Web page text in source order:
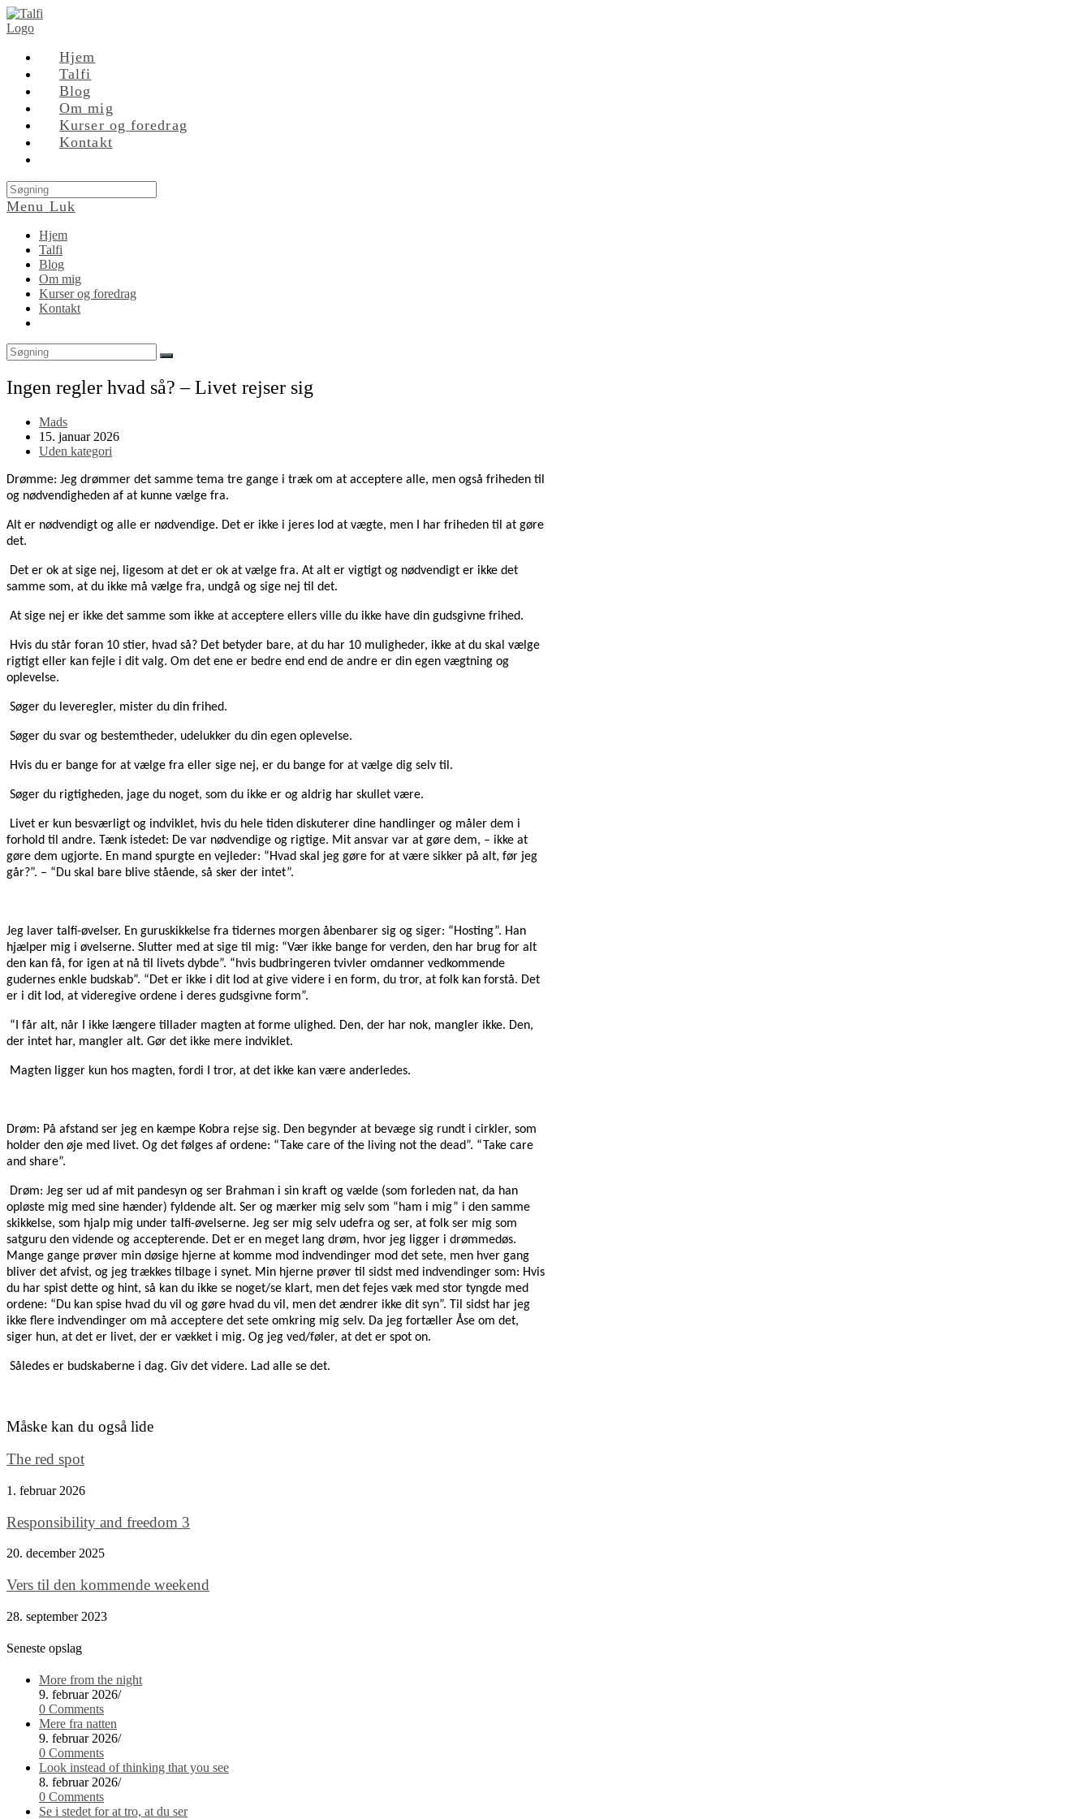
Skip
to
Hjem
Talfi
Blog
Om mig
Kurser og foredrag
Kontakt
Search
this
website
Menu Luk
Hjem
Talfi
Blog
Om mig
Kurser og foredrag
Kontakt
Ingen regler hvad så? – Livet rejser sig
Post
author:
Mads
Post
published:
15. januar 2026
Post
Uden kategori
Drømme: Jeg drømmer det samme tema tre gange i træk om at acceptere alle, men også friheden til
og nødvendigheden af at kunne vælge fra.
Alt er nødvendigt og alle er nødvendige. Det er ikke i jeres lod at vægte, men I har friheden til at gøre
det.
Det er ok at sige nej, ligesom at det er ok at vælge fra. At alt er vigtigt og nødvendigt er ikke det
samme som, at du ikke må vælge fra, undgå og sige nej til det.
At sige nej er ikke det samme som ikke at acceptere ellers ville du ikke have din gudsgivne frihed.
Hvis du står foran 10 stier, hvad så? Det betyder bare, at du har 10 muligheder, ikke at du skal vælge
rigtigt eller kan fejle i dit valg. Om det ene er bedre end end de andre er din egen vægtning og
oplevelse.
Søger du leveregler, mister du din frihed.
Søger du svar og bestemtheder, udelukker du din egen oplevelse.
Hvis du er bange for at vælge fra eller sige nej, er du bange for at vælge dig selv til.
Søger du rigtigheden, jage du noget, som du ikke er og aldrig har skullet være.
Livet er kun besværligt og indviklet, hvis du hele tiden diskuterer dine handlinger og måler dem i
forhold til andre. Tænk istedet: De var nødvendige og rigtige. Mit ansvar var at gøre dem, – ikke at
gøre dem ugjorte. En mand spurgte en vejleder: “Hvad skal jeg gøre for at være sikker på alt, før jeg
går?”. – “Du skal bare blive stående, så sker der intet”.
Jeg laver talfi-øvelser. En guruskikkelse fra tidernes morgen åbenbarer sig og siger: “Hosting”. Han
hjælper mig i øvelserne. Slutter med at sige til mig: “Vær ikke bange for verden, den har brug for alt
den kan få, for igen at nå til livets dybde”. “hvis budbringeren tvivler omdanner vedkommende
gudernes enkle budskab”. “Det er ikke i dit lod at give videre i en form, du tror, at folk kan forstå. Det
er i dit lod, at videregive ordene i deres gudsgivne form”.
“I får alt, når I ikke længere tillader magten at forme ulighed. Den, der har nok, mangler ikke. Den,
der intet har, mangler alt. Gør det ikke mere indviklet.
Magten ligger kun hos magten, fordi I tror, at det ikke kan være anderledes.
Drøm: På afstand ser jeg en kæmpe Kobra rejse sig. Den begynder at bevæge sig rundt i cirkler, som
holder den øje med livet. Og det følges af ordene: “Take care of the living not the dead”. “Take care
and share”.
Drøm: Jeg ser ud af mit pandesyn og ser Brahman i sin kraft og vælde (som forleden nat, da han
opløste mig med sine hænder) fyldende alt. Ser og mærker mig selv som “ham i mig” i den samme
skikkelse, som hjalp mig under talfi-øvelserne. Jeg ser mig selv udefra og ser, at folk ser mig som
satguru den vidende og accepterende. Det er en meget lang drøm, hvor jeg ligger i drømmedøs.
Mange gange prøver min døsige hjerne at komme mod indvendinger mod det sete, men hver gang
bliver det afvist, og jeg trækkes tilbage i synet. Min hjerne prøver til sidst med indvendinger som: Hvis
du har spist dette og hint, så kan du ikke se noget/se klart, men det fejes væk med stor tyngde med
ordene: “Du kan spise hvad du vil og gøre hvad du vil, men det ændrer ikke dit syn”. Til sidst har jeg
ikke flere indvendinger om må acceptere det sete omkring mig selv. Da jeg fortæller Åse om det,
siger hun, at det er livet, der er vækket i mig. Og jeg ved/føler, at det er spot on.
Således er budskaberne i dag. Giv det videre. Lad alle se det.
Måske kan du også lide
The red spot
1. februar 2026
Responsibility and freedom 3
20. december 2025
Vers til den kommende weekend
28. september 2023
Seneste opslag
More from the night
9. februar 2026/
0 Comments
Mere fra natten
9. februar 2026/
0 Comments
Look instead of thinking that you see
8. februar 2026/
0 Comments
Se i stedet for at tro, at du ser